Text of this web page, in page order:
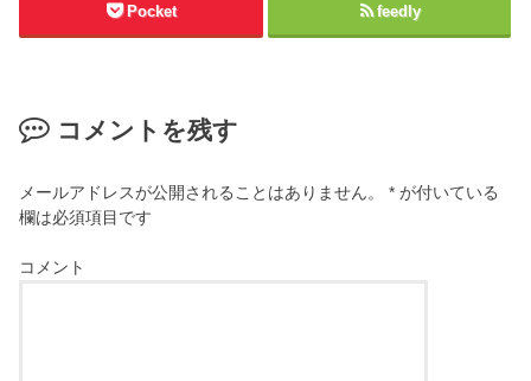
Pocket feedly
コメントを残す
メールアドレスが公開されることはありません。 * が付いている
欄は必須項目です
コメント